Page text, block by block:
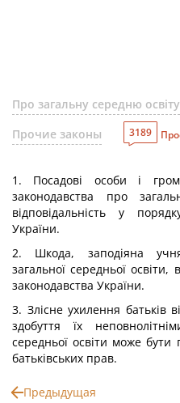
Про загальну середню
Прочие законы
3189
1. Посадові особи і
законодавства про
відповідальність у
України.
2. Шкода, заподіяна
загальної середньої освіти,
законодавства України.
3. Злісне ухилення батьків
здобуття їх
середньої освіти може бути
батьківських прав.
Предыдущая